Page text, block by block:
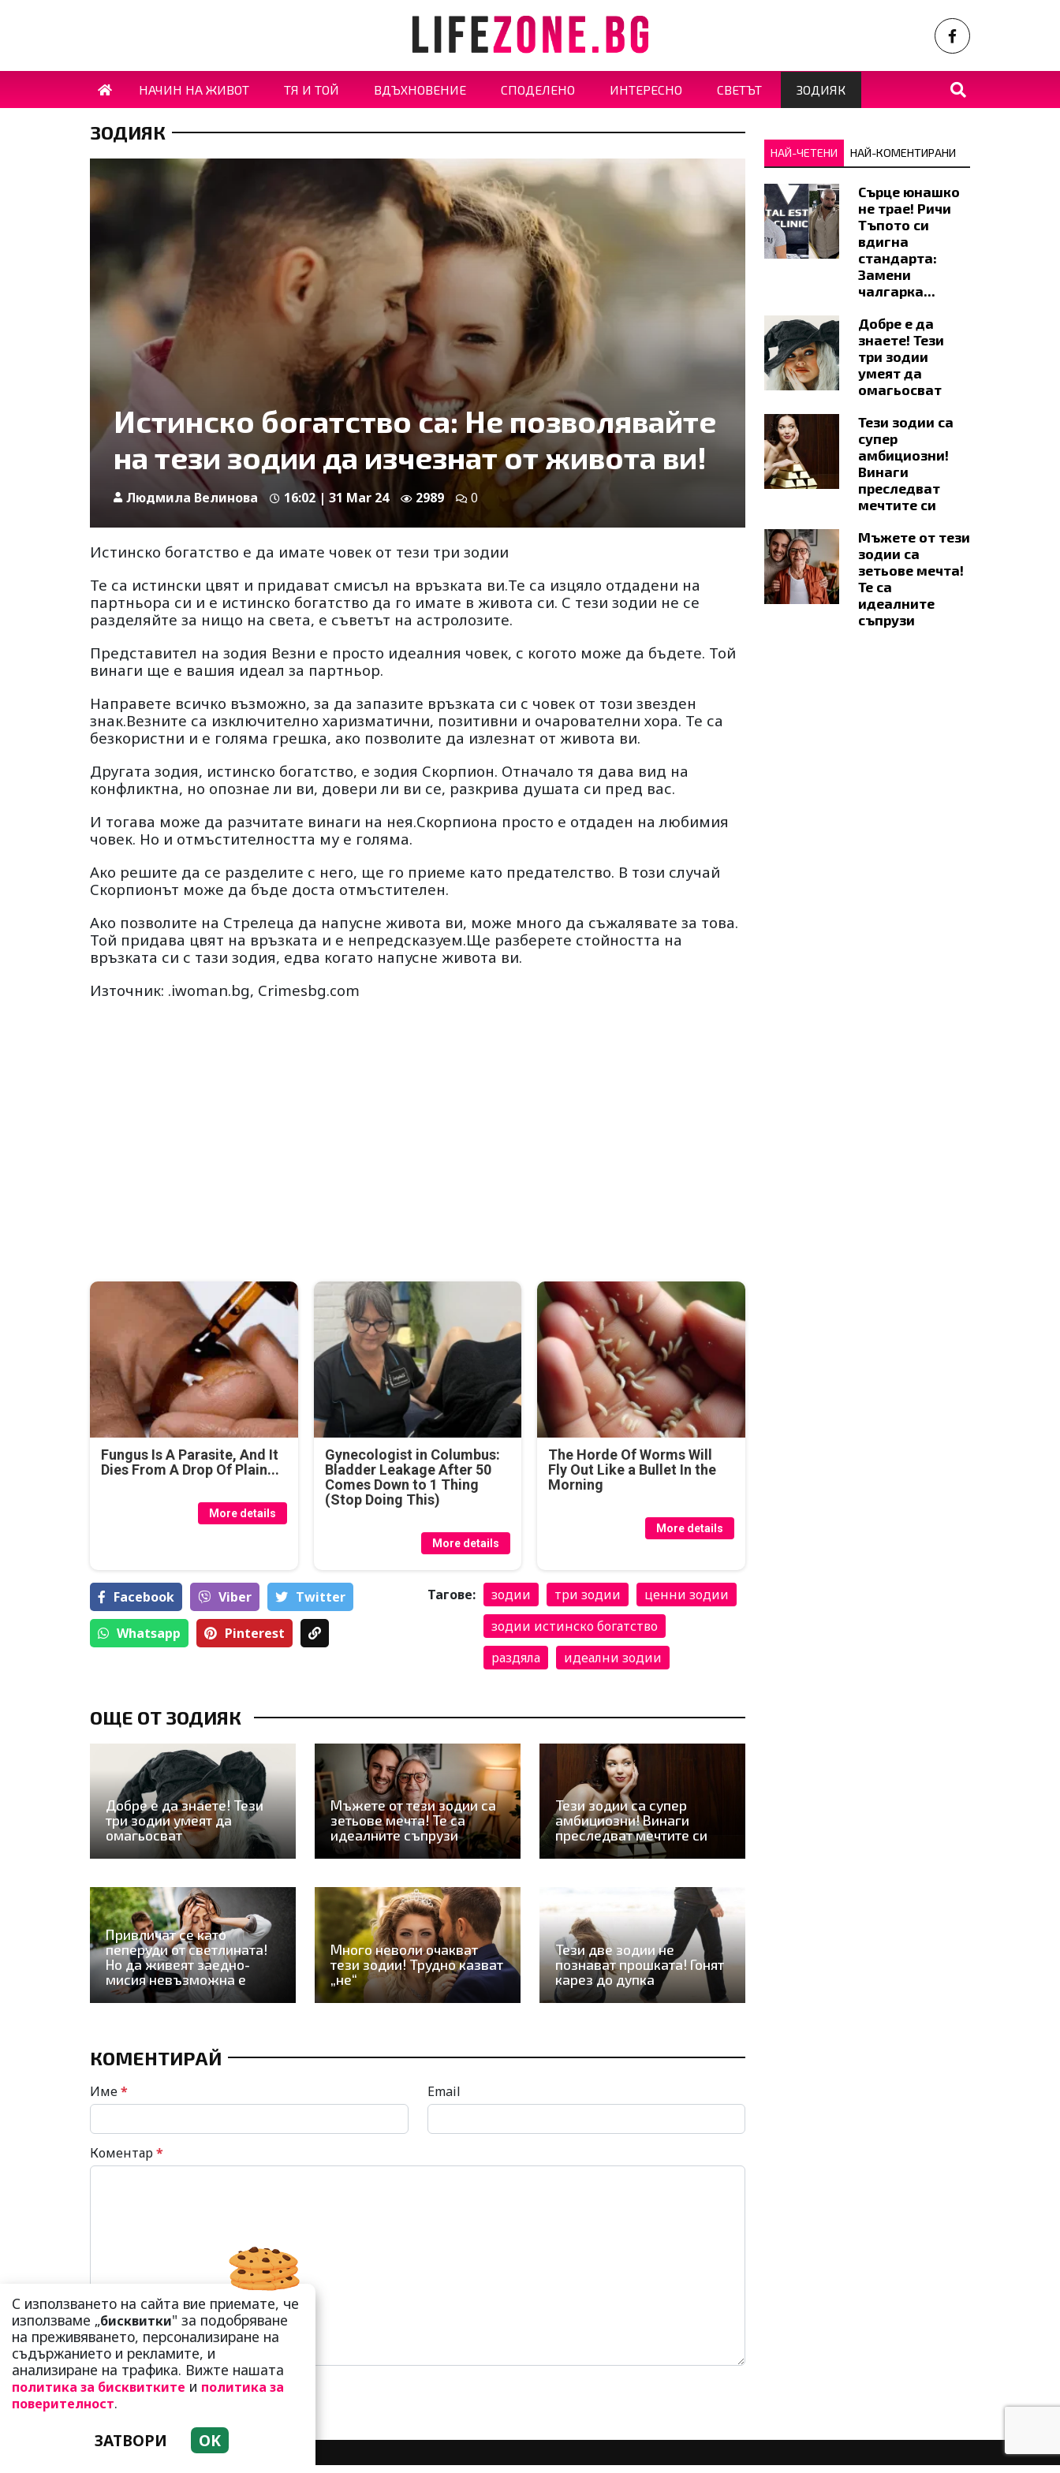
НАЧИН НА ЖИВОТ ТЯ И ТОЙ ВДЪХНОВЕНИЕ СПОДЕЛЕНО ИНТЕРЕСНО СВЕТЪТ ЗОДИЯК
ЗОДИЯК
Истинско богатство са: Не позволявайте
на тези зодии да изчезнат от живота ви!
Людмила Велинова 16:02 | 31 Mar 24 2989 0
Истинско богатство е да имате човек от тези три зодии
Те са истински цвят и придават смисъл на връзката ви.Те са изцяло отдадени на
партньора си и е истинско богатство да го имате в живота си. С тези зодии не се
разделяйте за нищо на света, е съветът на астролозите.
Представител на зодия Везни е просто идеалния човек, с когото може да бъдете. Той
винаги ще е вашия идеал за партньор.
Направете всичко възможно, за да запазите връзката си с човек от този звезден
знак.Везните са изключително харизматични, позитивни и очарователни хора. Те са
безкористни и е голяма грешка, ако позволите да излезнат от живота ви.
Другата зодия, истинско богатство, е зодия Скорпион. Отначало тя дава вид на
конфликтна, но опознае ли ви, довери ли ви се, разкрива душата си пред вас.
И тогава може да разчитате винаги на нея.Скорпиона просто е отдаден на любимия
човек. Но и отмъстителността му е голяма.
Ако решите да се разделите с него, ще го приеме като предателство. В този случай
Скорпионът може да бъде доста отмъстителен.
Ако позволите на Стрелеца да напусне живота ви, може много да съжалявате за това.
Той придава цвят на връзката и е непредсказуем.Ще разберете стойността на
връзката си с тази зодия, едва когато напусне живота ви.
Източник: .iwoman.bg, Crimesbg.com
Fungus Is A Parasite, And It
Dies From A Drop Of Plain...
More details
Gynecologist in Columbus:
Bladder Leakage After 50
Comes Down to 1 Thing
(Stop Doing This)
More details
The Horde Of Worms Will
Fly Out Like a Bullet In the
Morning
More details
Facebook Viber Тwitter
Whatsapp Pinterest
Тагове: зодии три зодии
ценни зодии
зодии истинско богатство
раздяла
идеални зодии
ОЩЕ ОТ ЗОДИЯК
Добре е да знаете! Тези
три зодии умеят да
омагьосват
Мъжете от тези зодии са
зетьове мечта! Те са
идеалните съпрузи
Тези зодии са супер
амбициозни! Винаги
преследват мечтите си
Привличат се като
пеперуди от светлината!
Но да живеят заедно-
мисия невъзможна е
Много неволи очакват
тези зодии! Трудно казват
„не“
Тези две зодии не
познават прошката! Гонят
карез до дупка
КОМЕНТИРАЙ
Име* Email
Коментар*
НАЙ-ЧЕТЕНИ НАЙ-КОМЕНТИРАНИ
Сърце юнашко
не трае! Ричи
Тъпото си
вдигна
стандарта:
Замени
чалгарка...
Добре е да
знаете! Тези
три зодии
умеят да
омагьосват
Тези зодии са
супер
амбициозни!
Винаги
преследват
мечтите си
Мъжете от тези
зодии са
зетьове мечта!
Те са
идеалните
съпрузи
С използването на сайта вие приемате, че
използваме „бисквитки" за подобряване
на преживяването, персонализиране на
съдържанието и рекламите, и
анализиране на трафика. Вижте нашата
политика за бисквитките и политика за
поверителност.
ЗАТВОРИ OK